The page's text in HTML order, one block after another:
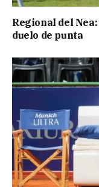
Regional del
duelo de punta